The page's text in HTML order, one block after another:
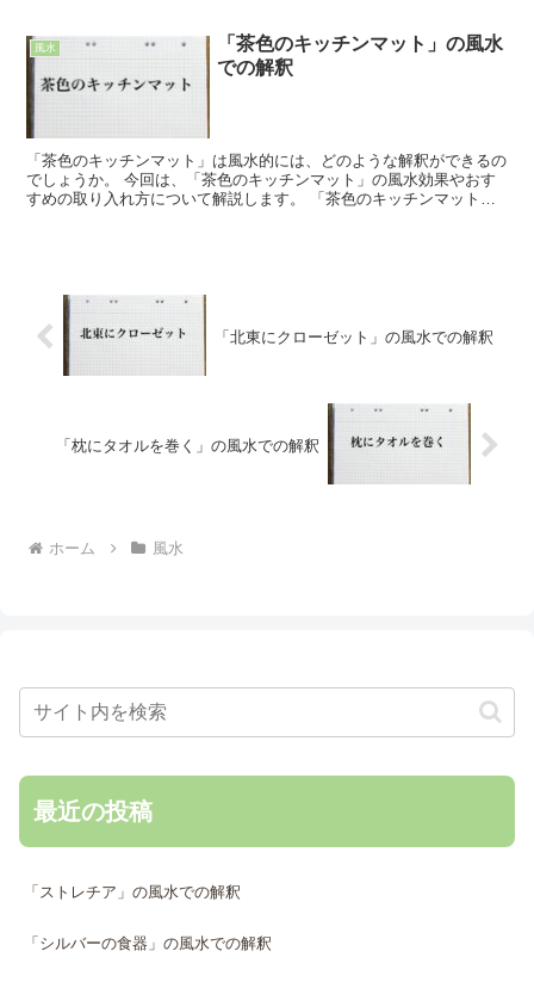
風水
「茶色のキッチンマット」の風水
での解釈
「茶色のキッチンマット」は風水的には、どのような解釈ができるの
でしょうか。 今回は、「茶色のキッチンマット」の風水効果やおす
すめの取り入れ方について解説します。 「茶色のキッチンマット」
「北東にクローゼット」の風水での解釈
「枕にタオルを巻く」の風水での解釈
ホーム 風水
最近の投稿
「ストレチア」の風水での解釈
「シルバーの食器」の風水での解釈